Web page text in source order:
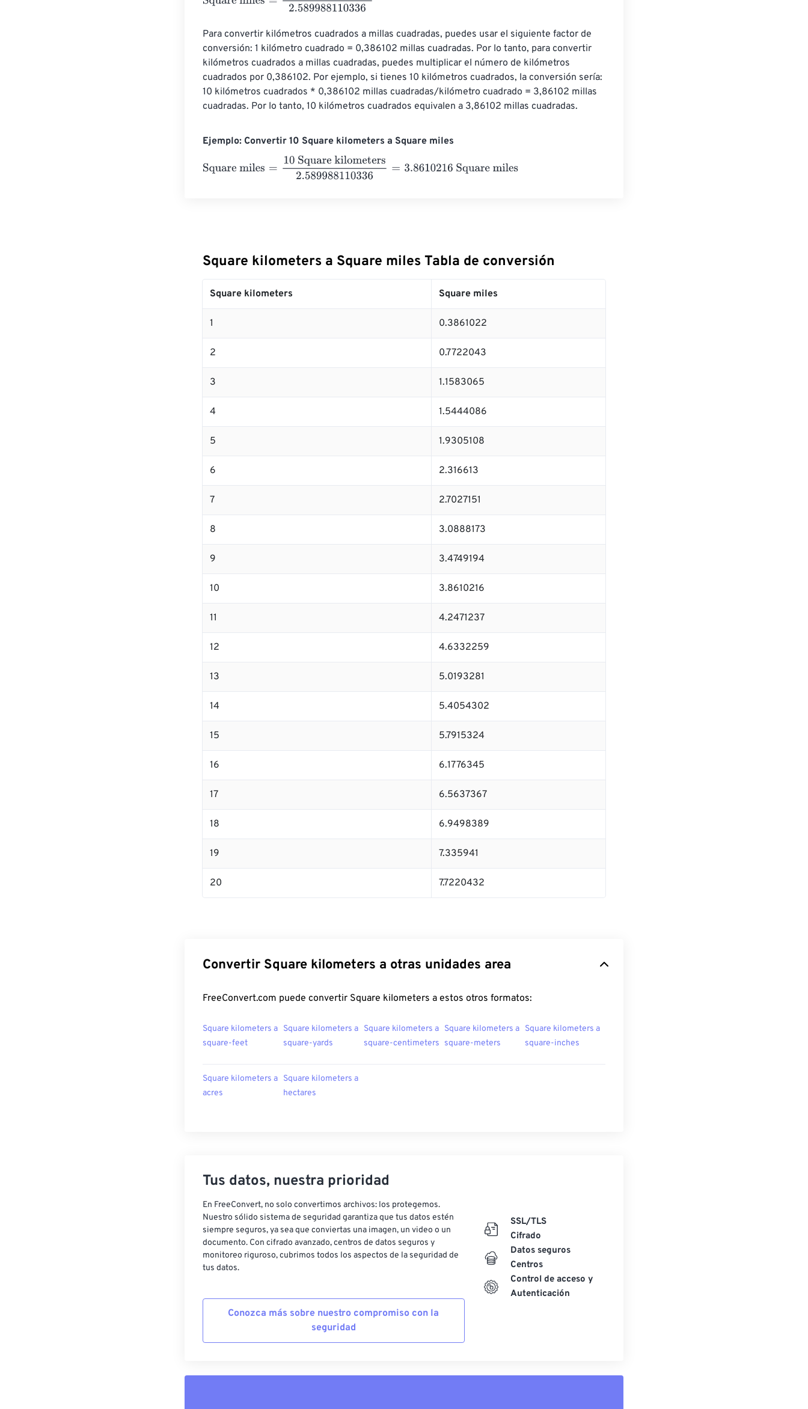
Para convertir kilómetros cuadrados a millas cuadradas, puedes usar el siguiente factor de
conversión: 1 kilómetro cuadrado = 0,386102 millas cuadradas. Por lo tanto, para convertir
kilómetros cuadrados a millas cuadradas, puedes multiplicar el número de kilómetros
cuadrados por 0,386102. Por ejemplo, si tienes 10 kilómetros cuadrados, la conversión sería:
10 kilómetros cuadrados * 0,386102 millas cuadradas/kilómetro cuadrado = 3,86102 millas
cuadradas. Por lo tanto, 10 kilómetros cuadrados equivalen a 3,86102 millas cuadradas.
Ejemplo: Convertir 10 Square kilometers a Square miles
Square miles
10 Square kilometers2.589988110336=3.8610216 Square miles
Square kilometers a Square miles Tabla de conversión
Square kilometers Square miles
1 0.3861022
2 0.7722043
3 1.1583065
4 1.5444086
5 1.9305108
6 2.316613
7 2.7027151
8 3.0888173
9 3.4749194
10 3.8610216
11 4.2471237
12 4.6332259
13 5.0193281
14 5.4054302
15 5.7915324
16 6.1776345
17 6.5637367
18 6.9498389
19 7.335941
20 7.7220432
Convertir Square kilometers a otras unidades area
FreeConvert.com puede convertir Square kilometers a estos otros formatos:
Square kilometers a
square-feet
Square kilometers a
square-yards
Square kilometers a
square-centimeters
Square kilometers a
square-meters
Square kilometers a
square-inches
Square kilometers a
acres
Square kilometers a
hectares
Tus datos, nuestra prioridad
En FreeConvert, no solo convertimos archivos: los protegemos.
Nuestro sólido sistema de seguridad garantiza que tus datos estén
siempre seguros, ya sea que conviertas una imagen, un video o un
documento. Con cifrado avanzado, centros de datos seguros y
monitoreo riguroso, cubrimos todos los aspectos de la seguridad de
tus datos.
Conozca más sobre nuestro compromiso con la
seguridad
SSL/TLS
Cifrado
Datos seguros
Centros
Control de acceso y
Autenticación